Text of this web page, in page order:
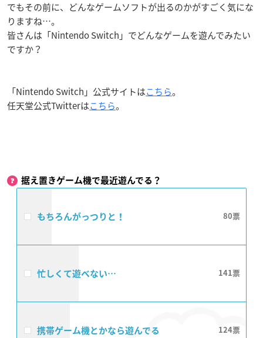
でもその前に、どんなゲームソフトが出るのかがすごく気にな
りますね…。
皆さんは「Nintendo Switch」でどんなゲームを遊んでみたい
ですか？
「Nintendo Switch」公式サイトはこちら。
任天堂公式Twitterはこちら。
据え置きゲーム機で最近遊んでる？
もちろんがっつりと！ 80
忙しくて遊べない… 141
携帯ゲーム機とかなら遊んでる 124